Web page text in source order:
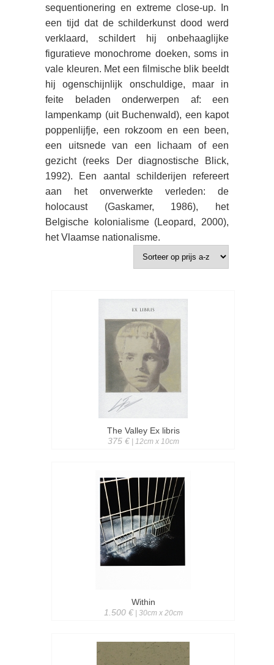
sequentionering en extreme close-up. In
een tijd dat de schilderkunst dood werd
verklaard, schildert hij onbehaaglijke
figuratieve monochrome doeken, soms in
vale kleuren. Met een filmische blik beeldt
hij ogenschijnlijk onschuldige, maar in
feite beladen onderwerpen af: een
lampenkamp (uit Buchenwald), een kapot
poppenlijfje, een rokzoom en een been,
een uitsnede van een lichaam of een
gezicht (reeks Der diagnostische Blick,
1992). Een aantal schilderijen refereert
aan het onverwerkte verleden: de
holocaust (Gaskamer, 1986), het
Belgische kolonialisme (Leopard, 2000),
het Vlaamse nationalisme.
The Valley Ex libris
375 €| 12cm x 10cm
Within
1.500 €| 30cm x 20cm